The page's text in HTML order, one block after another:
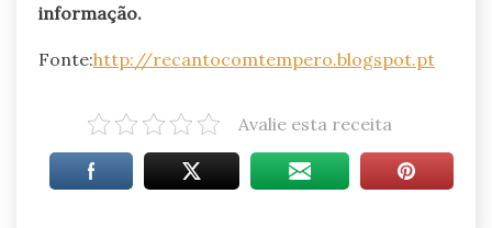
informação.
Fonte:http://recantocomtempero.blogspot.pt
Avalie esta receita